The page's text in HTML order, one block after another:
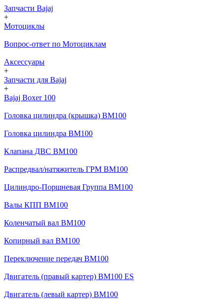
Запчасти Bajaj
+
Мотоциклы
Вопрос-ответ по Мотоциклам
Аксессуары
+
Запчасти для Bajaj
+
Bajaj Boxer 100
Головка цилиндра (крышка) BM100
Головка цилиндра BM100
Клапана ДВС BM100
Распредвал/натяжитель ГРМ BM100
Цилиндро-Поршневая Группа BM100
Валы КПП BM100
Коленчатый вал BM100
Копирный вал BM100
Переключение передач BM100
Двигатель (правый картер) BM100 ES
Двигатель (левый картер) BM100